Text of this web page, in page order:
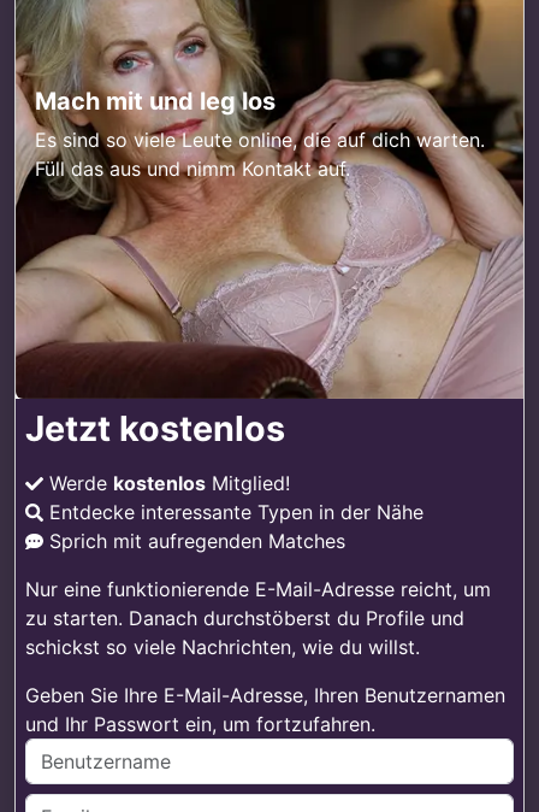
Mach mit und leg los
Es sind so viele Leute online, die auf dich warten.
Füll das aus und nimm Kontakt auf.
Jetzt kostenlos
Werde kostenlos Mitglied!
Entdecke interessante Typen in der Nähe
Sprich mit aufregenden Matches
Nur eine funktionierende E-Mail-Adresse reicht, um
zu starten. Danach durchstöberst du Profile und
schickst so viele Nachrichten, wie du willst.
Geben Sie Ihre E-Mail-Adresse, Ihren Benutzernamen
und Ihr Passwort ein, um fortzufahren.